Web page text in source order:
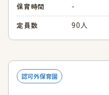
保育時間 -
定員数 90人
認可外保育園